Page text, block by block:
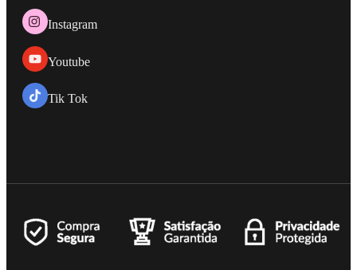
Instagram
Youtube
Tik Tok